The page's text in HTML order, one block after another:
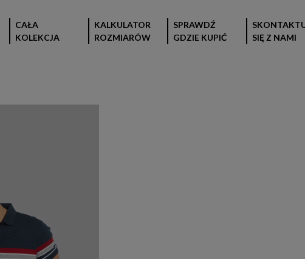
CAŁA
KOLEKCJA
KALKULATOR
ROZMIARÓW
SPRAWDŹ
GDZIE KUPIĆ
SIĘ Z NAMI